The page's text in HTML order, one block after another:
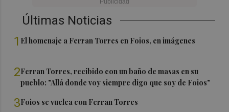
Últimas Noticias
1 El homenaje a Ferran Torres en Foios, en imágenes
2Ferran Torres, recibido con un baño de masas en su
pueblo: "Allá donde voy siempre digo que soy de Foios"
3Foios se vuelca con Ferran Torres